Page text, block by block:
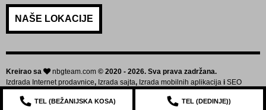
NAŠE LOKACIJE
Kreirao sa nbgteam.com © 2020 - 2026. Sva prava zadržana.
Izdrada Internet prodavnice, Izrada sajta, Izrada mobilnih aplikacija i SEO
TEL (BEŽANIJSKA KOSA) TEL (DEDINJE))